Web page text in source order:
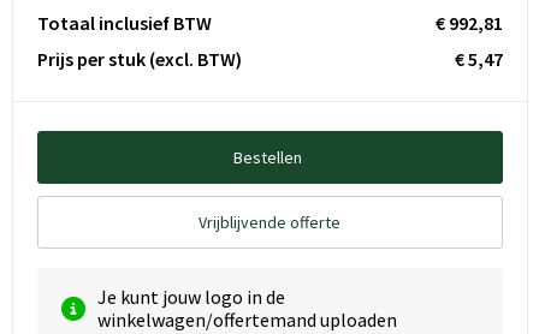
Totaal inclusief BTW
€ 992,81
Prijs per stuk (excl. BTW) € 5,47
Bestellen
Vrijblijvende offerte
Je kunt jouw logo in de
winkelwagen/offertemand uploaden